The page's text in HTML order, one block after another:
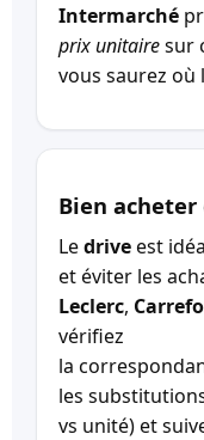
Intermarché
prix unitairesur
vous saurez où
Bien
Ledriveest
et éviter les
Leclerc,
vérifiez
la
les
vs unité) et